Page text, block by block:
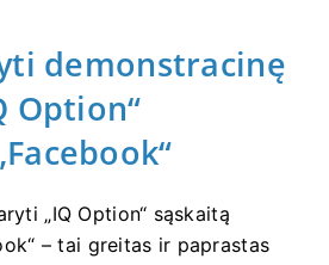
demonstracinę
Option“
„IQ Option“ sąskaitą
– tai greitas ir paprastas